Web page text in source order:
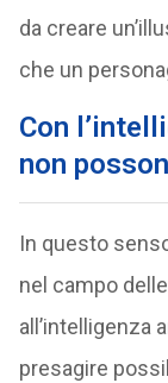
da creare
che un
Con
non
In questo
nel campo
all’intelligenza
presagire